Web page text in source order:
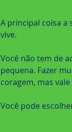
A principal coisa a
vive.
Você não tem de
pequena. Fazer
coragem, mas vale
Você pode